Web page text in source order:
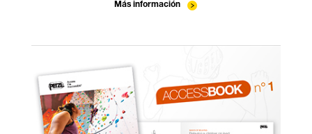
Más información